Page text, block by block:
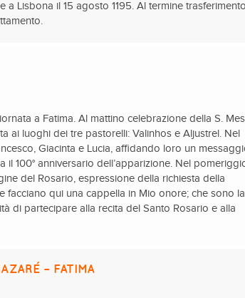
Lisbona il 15 agosto 1195. Al termine
a Fatima. Al mattino celebrazione della S.
ai luoghi dei tre pastorelli: Valinhos e Aljustrel. Nel
Giacinta e Lucia, affidando loro un
il 100° anniversario dell’apparizione. Nel
del Rosario, espressione della richiesta della
facciano qui una cappella in Mio onore; che sono la
di partecipare alla recita del Santo Rosario e alla
– FATIMA